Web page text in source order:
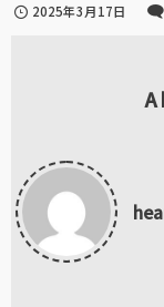
2025年3月17日